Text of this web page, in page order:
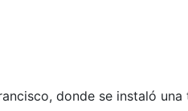
donde se instaló